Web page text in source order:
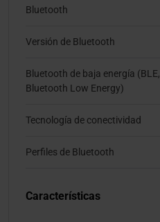
Bluetooth
Versión de Bluetooth
Bluetooth de baja energía (BLE,
Bluetooth Low Energy)
Tecnología de conectividad
Perfiles de Bluetooth
Características